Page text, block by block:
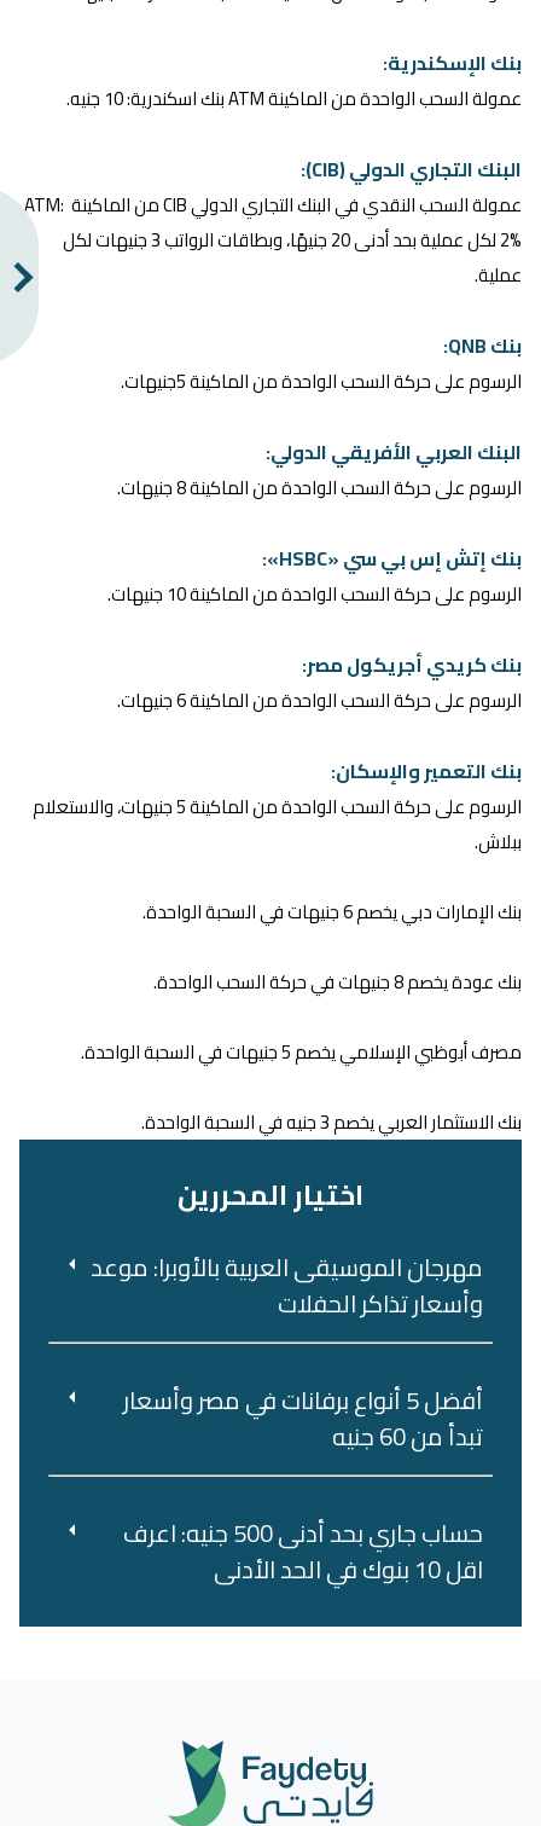
بنك الإسكندرية:
عمولة السحب الواحدة من الماكينة ATM بنك اسكندرية: 10 جنيه.
البنك التجاري الدولي (CIB):
عمولة السحب النقدي في البنك التجاري الدولي CIB من الماكينة ATM: ​
2% لكل عملية بحد أدنى 20 جنيهًا، وبطاقات الرواتب 3 جنيهات لكل ​
عملية.
بنك QNB:
الرسوم على حركة السحب الواحدة من الماكينة 5جنيهات.
البنك العربي الأفريقي الدولي:
الرسوم على حركة السحب الواحدة من الماكينة 8 جنيهات.
بنك إتش إس بي سي «HSBC»:
الرسوم على حركة السحب الواحدة من الماكينة 10 جنيهات.
بنك كريدي أجريكول مصر:
الرسوم على حركة السحب الواحدة من الماكينة 6 جنيهات.
بنك التعمير والإسكان:
الرسوم على حركة السحب الواحدة من الماكينة 5 جنيهات، والاستعلام
ببلاش.
بنك الإمارات دبي يخصم 6 جنيهات في السحبة الواحدة.
بنك عودة يخصم 8 جنيهات في حركة السحب الواحدة.
مصرف أبوظبي الإسلامي يخصم 5 جنيهات في السحبة الواحدة.
بنك الاستثمار العربي يخصم 3 جنيه في السحبة الواحدة.
اختيار المحررين
مهرجان الموسيقى العربية بالأوبرا: موعد
وأسعار تذاكر الحفلات
أفضل 5 أنواع برفانات في مصر وأسعار
تبدأ من 60 جنيه
حساب جاري بحد أدنى 500 جنيه: اعرف
اقل 10 بنوك في الحد الأدنى